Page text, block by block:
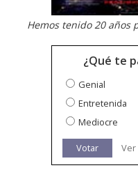
Hemos tenido 20 años
¿Qué te
Genial
Entretenida
Mediocre
Votar